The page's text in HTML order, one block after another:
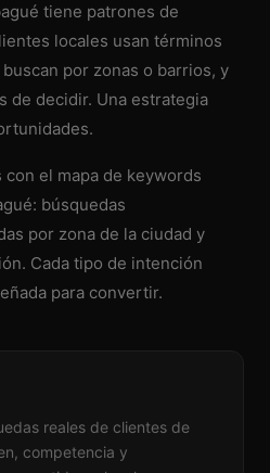
tiene patrones de
locales usan términos
por zonas o barrios, y
de decidir. Una estrategia
con el mapa de keywords
búsquedas
por zona de la ciudad y
Cada tipo de intención
para convertir.
reales de clientes de
competencia y